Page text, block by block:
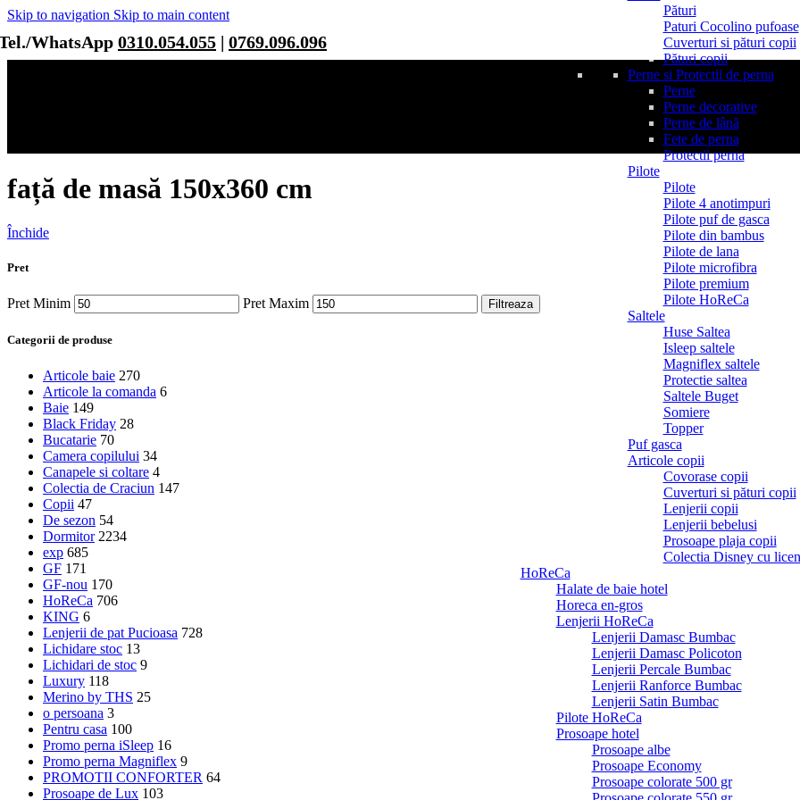
Skip to navigation Skip to main content
WhatsApp 0310.054.055 | 0769.096.096
Pături
Paturi Cocolino pufoase
Cuverturi si pături copii
Pături copii
Perne si Protectii de perna
Perne
Perne decorative
Perne de lână
Fete de perna
Protectii perna
Pilote
Pilote
Pilote 4 anotimpuri
Pilote puf de gasca
Pilote din bambus
Pilote de lana
Pilote microfibra
Pilote premium
Pilote HoReCa
Saltele
Huse Saltea
Isleep saltele
Magniflex saltele
Protectie saltea
Saltele Buget
Somiere
Topper
Puf gasca
Articole copii
Covorase copii
Cuverturi si pături copii
Lenjerii copii
Lenjerii bebelusi
Prosoape plaja copii
Colectia Disney cu
HoReCa
Halate de baie hotel
Horeca en-gros
Lenjerii HoReCa
Lenjerii Damasc Bumbac
Lenjerii Damasc Policoton
Lenjerii Percale Bumbac
Lenjerii Ranforce Bumbac
Lenjerii Satin Bumbac
Pilote HoReCa
Prosoape hotel
Prosoape albe
Prosoape Economy
Prosoape colorate 500 gr
față de masă 150x360 cm
Închide
Pret
Pret Minim Pret Maxim Filtreaza
Categorii de produse
Articole baie 270
Articole la comanda 6
Baie 149
Black Friday 28
Bucatarie 70
Camera copilului 34
Canapele si coltare 4
Colectia de Craciun 147
Copii 47
De sezon 54
Dormitor 2234
exp 685
GF 171
GF-nou 170
HoReCa 706
KING 6
Lenjerii de pat Pucioasa 728
Lichidare stoc 13
Lichidari de stoc 9
Luxury 118
Merino by THS 25
o persoana 3
Pentru casa 100
Promo perna iSleep 16
Promo perna Magniflex 9
PROMOTII CONFORTER 64
Prosoape de Lux 103